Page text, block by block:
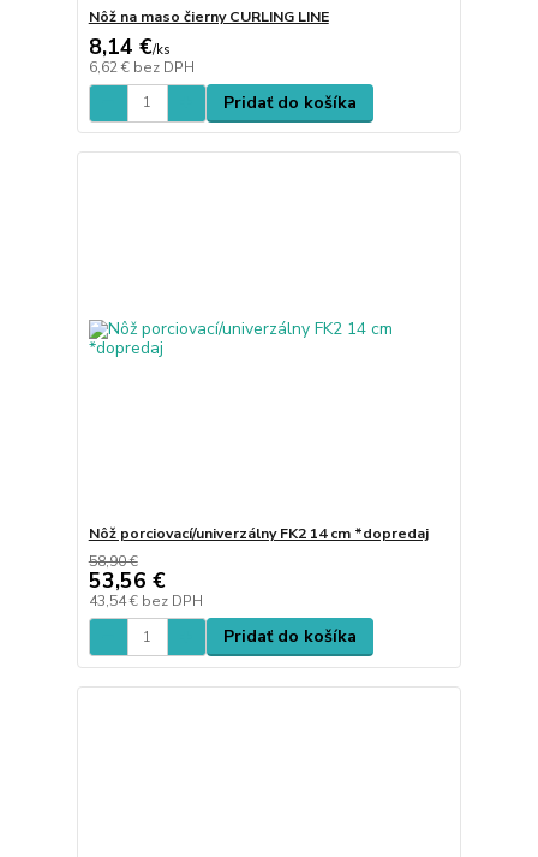
Nôž na maso čierny CURLING LINE
8,14 €/ks
6,62 € bez DPH
Pridať do košíka
Nôž porciovací/univerzálny FK2 14 cm *dopredaj
58,90 €
53,56 €
43,54 € bez DPH
Pridať do košíka